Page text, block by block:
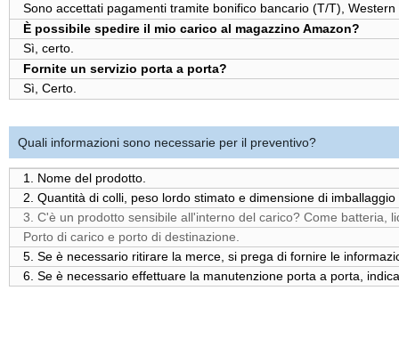
Sono accettati pagamenti tramite bonifico bancario (T/T),
È possibile spedire il mio carico al magazzino Amazon?
Sì, certo.
Fornite un servizio porta a porta?
Sì, Certo.
Quali informazioni sono necessarie per il preventivo?
1. Nome del prodotto.
2. Quantità di colli, peso lordo stimato e dimensione di imballaggio
3. C'è un prodotto sensibile all'interno del carico? Come batteria,
Porto di carico e porto di destinazione.
5. Se è necessario ritirare la merce, si prega di fornire le
6. Se è necessario effettuare la manutenzione porta a porta,